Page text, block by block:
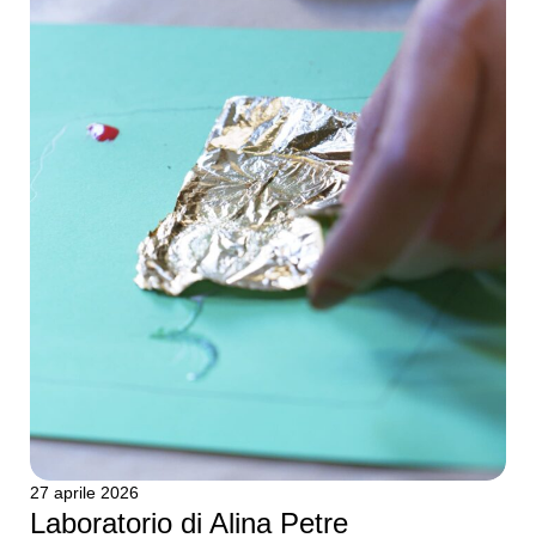
27 aprile 2026
Laboratorio di Alina Petre